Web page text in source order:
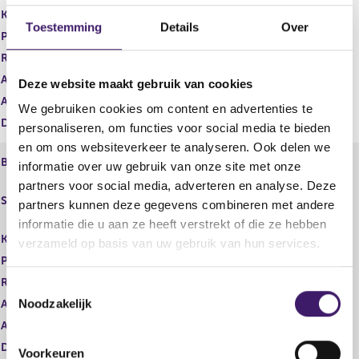
Toestemming Details Over
Deze website maakt gebruik van cookies
We gebruiken cookies om content en advertenties te
personaliseren, om functies voor social media te bieden
en om ons websiteverkeer te analyseren. Ook delen we
informatie over uw gebruik van onze site met onze
partners voor social media, adverteren en analyse. Deze
partners kunnen deze gegevens combineren met andere
informatie die u aan ze heeft verstrekt of die ze hebben
verzameld op basis van uw gebruik van hun services.
T
o
e
s
Noodzakelijk
Voorkeuren
Karakterstructuur
Product
Regime
Aanbod Professionals
Aanbod Retail
Datum inschrijving
02 apr 2008
Beleggingsinstelling
Soort
GLG Investments VII plc - GLG
European Equity (Institutional)
Karakterstructuur
Product
Regime
Aanbod Professionals
Aanbod Retail
Datum inschrijving